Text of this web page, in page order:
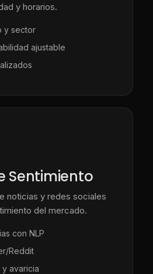
y horarios.
y sector
ajustable
Sentimiento
noticias y redes sociales
del mercado.
con NLP
Reddit
avaricia